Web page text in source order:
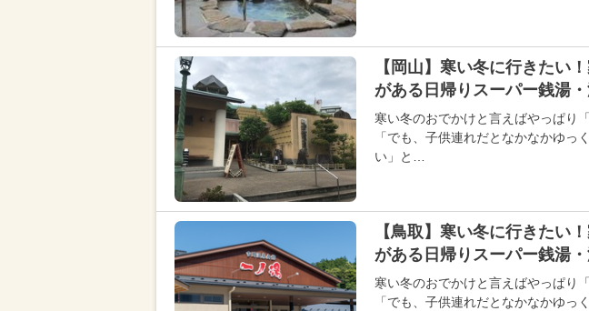
【岡山】寒い冬に行きたい
がある日帰りスーパー銭湯
寒い冬のおでかけと言えばやっぱり
「でも、子供連れだとなかなかゆっ
い」と…
【鳥取】寒い冬に行きたい
がある日帰りスーパー銭湯
寒い冬のおでかけと言えばやっぱり
「でも、子供連れだとなかなかゆっ